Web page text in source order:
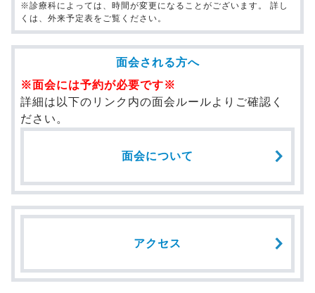
※診療科によっては、時間が変更になることがございます。 詳し
くは、外来予定表をご覧ください。
面会される方へ
※面会には予約が必要です※
詳細は以下のリンク内の面会ルールよりご確認く
ださい。
面会について
アクセス